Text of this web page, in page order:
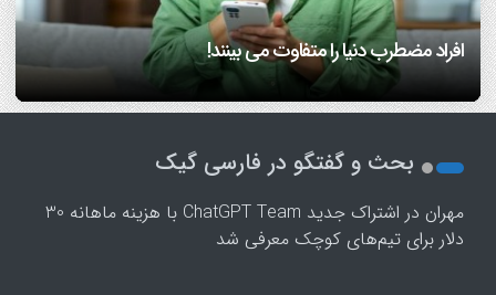
افراد مضطرب دنیا را متفاوت می بینند!
فرزندپروری با هوش مصنوعی صحیح است یا غلط؟
7 مهارتی که هم همسفر خوب می‌سازه، هم همسر خوب!/
اینفوگرافیک
دانشمندان بعد از سی سال تحقیق می گویند: عشق هم از قوانین
ریاضی پیروی می‌کند!/ ویدئو
آیا اضطراب داشتن، ژنتیکی است؟ متخصص سلامت روان
پاسخ می‌دهد
1
بحث و گفتگو در فارسی گیک
مهران در
اشتراک جدید ChatGPT Team با هزینه ماهانه 30
دلار برای تیم‌های کوچک معرفی شد